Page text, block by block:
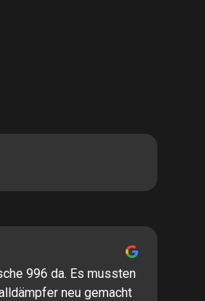
996 da. Es mussten
neu gemacht